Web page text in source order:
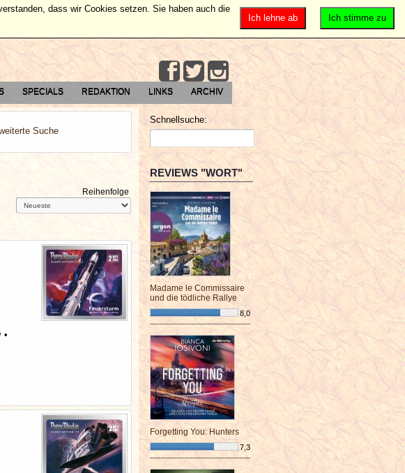
SPECIALS REDAKTION LINKS ARCHIV
Suche
Reihenfolge
Schnellsuche:
REVIEWS "WORT"
Madame le Commissaire
und die tödliche Rallye
8,0
¯¯¯¯¯¯¯¯¯¯¯¯¯¯¯¯¯¯¯¯¯¯¯¯
Forgetting You: Hunters
7,3
¯¯¯¯¯¯¯¯¯¯¯¯¯¯¯¯¯¯¯¯¯¯¯¯
Ich stimme zu
Ich lehne ab
dass wir Cookies setzen. Sie haben auch die